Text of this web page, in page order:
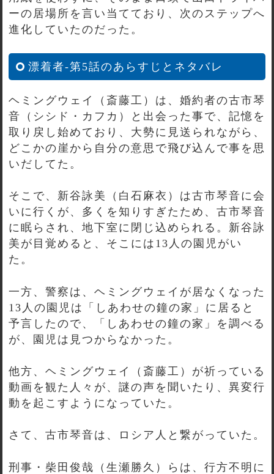
ーの居場所を言い当てており、次のステップへ
進化していたのだった。
漂着者-第5話のあらすじとネタバレ
ヘミングウェイ（斎藤工）は、婚約者の古市琴
音（シシド・カフカ）と出会った事で、記憶を
取り戻し始めており、大勢に見送られながら、
どこかの崖から自分の意思で飛び込んで事を思
いだしてた。
そこで、新谷詠美（白石麻衣）は古市琴音に会
いに行くが、多くを知りすぎたため、古市琴音
に眠らされ、地下室に閉じ込められる。新谷詠
美が目覚めると、そこには13人の園児がい
た。
一方、警察は、ヘミングウェイが居なくなった
13人の園児は「しあわせの鐘の家」に居ると
予言したので、「しあわせの鐘の家」を調べる
が、園児は見つからなかった。
他方、ヘミングウェイ（斎藤工）が祈っている
動画を観た人々が、謎の声を聞いたり、異変行
動を起こすようになっていた。
さて、古市琴音は、ロシア人と繋がっていた。
刑事・柴田俊哉（生瀬勝久）らは、行方不明に